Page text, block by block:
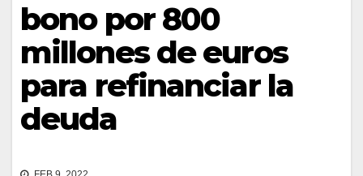
bono por 800
millones de euros
para refinanciar la
deuda